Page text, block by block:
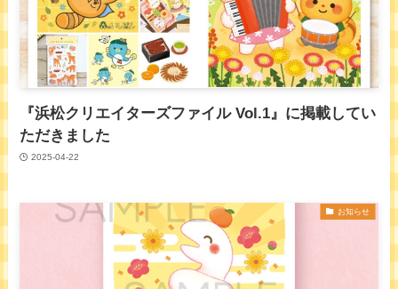
『浜松クリエイターズファイル Vol.1』に掲載してい
ただきました
2025-04-22
お知らせ